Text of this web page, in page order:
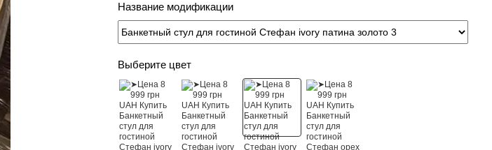
Название модификации
Выберите цвет